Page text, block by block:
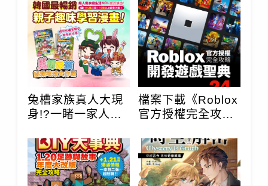
兔槽家族真人大現
身!?一睹一家人現
檔案下載《Roblox
官方授權完全攻
24Hours就能學
會》